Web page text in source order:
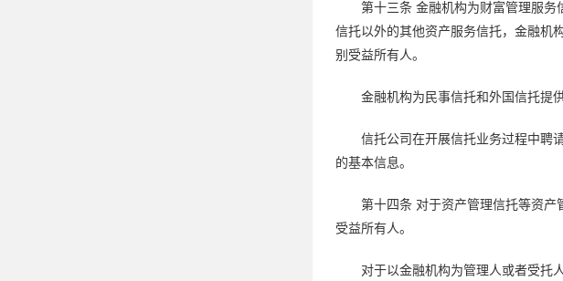
第十三条 金融机构为财富管理服
信托以外的其他资产服务信托，金融机
别受益所有人。
金融机构为民事信托和外国信托提
信托公司在开展信托业务过程中聘
的基本信息。
第十四条 对于资产管理信托等资
受益所有人。
对于以金融机构为管理人或者受托